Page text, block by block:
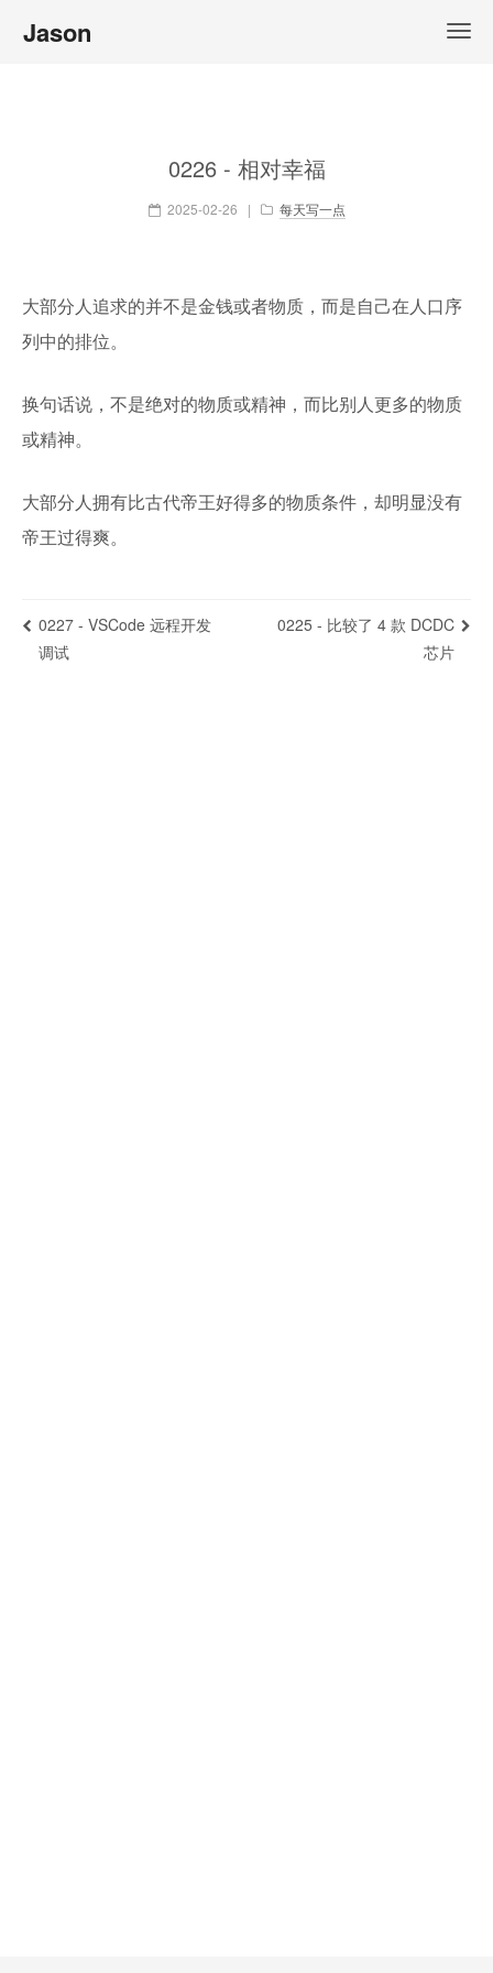
Jason
0226 - 相对幸福
2025-02-26 | 每天写一点
大部分人追求的并不是金钱或者物质，而是自己在人口序
列中的排位。
换句话说，不是绝对的物质或精神，而比别人更多的物质
或精神。
大部分人拥有比古代帝王好得多的物质条件，却明显没有
帝王过得爽。
0227 - VSCode 远程开发
调试
0225 - 比较了 4 款 DCDC
芯片